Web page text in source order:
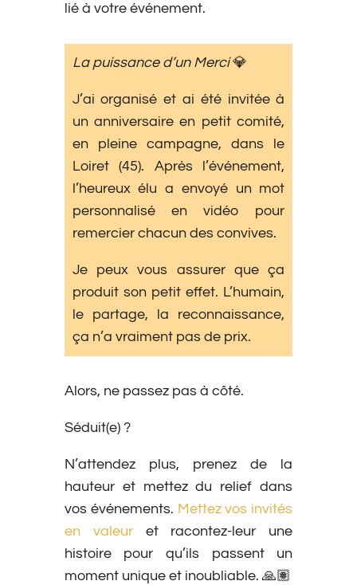
lié à votre événement.
La puissance d’un Merci💎
J’ai organisé et ai été invitée à
un anniversaire en petit comité,
en pleine campagne, dans le
Loiret (45). Après l’événement,
l’heureux élu a envoyé un mot
personnalisé en vidéo pour
remercier chacun des convives.
Je peux vous assurer que ça
produit son petit effet. L’humain,
le partage, la reconnaissance,
ça n’a vraiment pas de prix.
Alors, ne passez pas à côté.
Séduit(e) ?
N’attendez plus, prenez de la
hauteur et mettez du relief dans
vos événements. Mettez vos invités
en valeuret racontez-leur une
histoire pour qu’ils passent un
moment unique et inoubliable. 🙏🏽